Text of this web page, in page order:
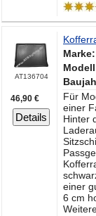
AT136704
46,90 €
Details
Marke:
Für
einer
Hinter
einer
6 cm